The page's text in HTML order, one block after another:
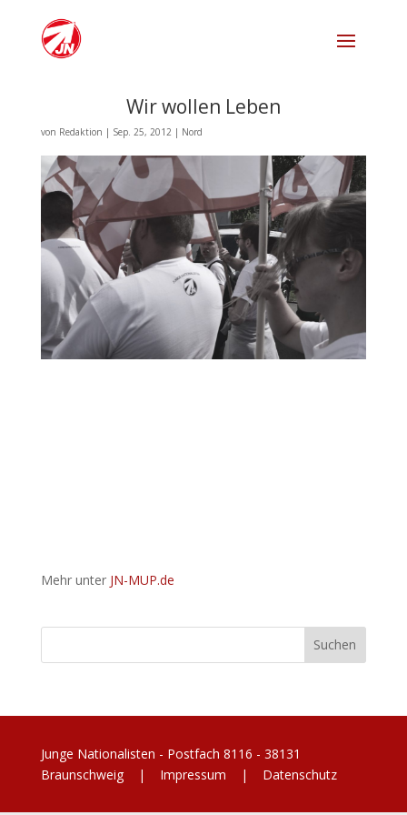
Wir wollen Leben
von Redaktion | Sep. 25, 2012| Nord
Mehr unter JN-MUP.de
Junge Nationalisten - Postfach 8116 - 38131
Braunschweig | Impressum | Datenschutz